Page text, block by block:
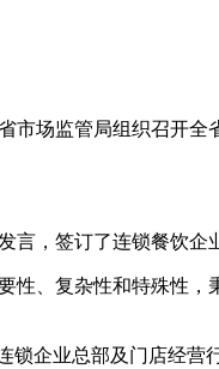
场监管局组织召开全
，签订了连锁餐饮企
、复杂性和特殊性，
企业总部及门店经营